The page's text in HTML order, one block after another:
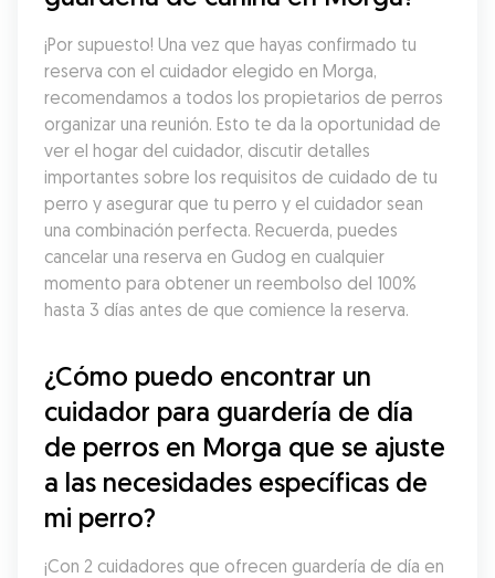
¡Por supuesto! Una vez que hayas confirmado tu
reserva con el cuidador elegido en Morga,
recomendamos a todos los propietarios de perros
organizar una reunión. Esto te da la oportunidad de
ver el hogar del cuidador, discutir detalles
importantes sobre los requisitos de cuidado de tu
perro y asegurar que tu perro y el cuidador sean
una combinación perfecta. Recuerda, puedes
cancelar una reserva en Gudog en cualquier
momento para obtener un reembolso del 100%
hasta 3 días antes de que comience la reserva.
¿Cómo puedo encontrar un
cuidador para guardería de día
de perros en Morga que se ajuste
a las necesidades específicas de
mi perro?
¡Con 2 cuidadores que ofrecen guardería de día en